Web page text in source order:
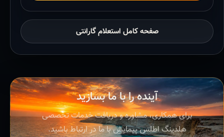
صفحه کامل استعلام گارانتی
آینده را با ما بسازید
برای همکاری، مشاوره و دریافت خدمات تخصصی
هلدینگ اطلس پیمایش با ما در ارتباط باشید.